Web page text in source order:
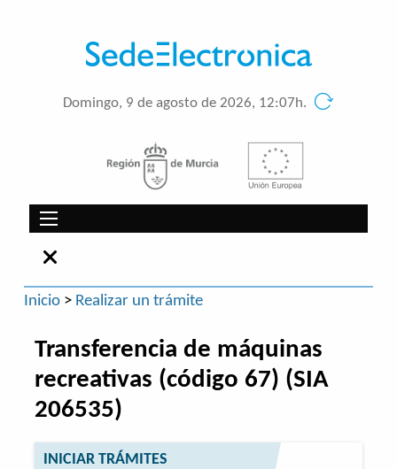
Domingo, 9 de agosto de 2026, 12:07h.
Inicio> Realizar un trámite
Transferencia de máquinas
recreativas (código 67) (SIA
206535)
INICIAR TRÁMITES